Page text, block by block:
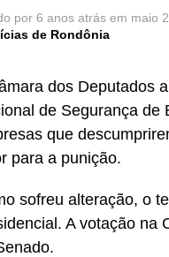
por 6 anos atrás em maio
de Rondônia
dos Deputados
de Segurança de
que
para a punição.
sofreu alteração, o
A votação na